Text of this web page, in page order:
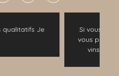
passer un moment agréable
aller les yeux fermés ! En plus les
délicieux ! Excellente expérience